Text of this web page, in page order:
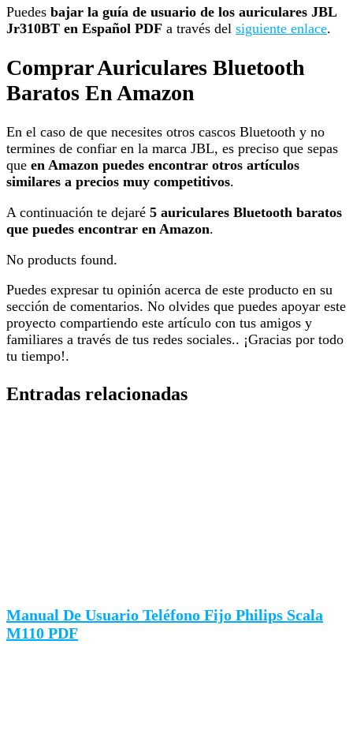
Puedes bajar la guía de usuario de los auriculares JBL
Jr310BT en Español PDF a través del siguiente enlace.
Comprar Auriculares Bluetooth
Baratos En Amazon
En el caso de que necesites otros cascos Bluetooth y no
termines de confiar en la marca JBL, es preciso que sepas
que en Amazon puedes encontrar otros artículos
similares a precios muy competitivos.
A continuación te dejaré 5 auriculares Bluetooth baratos
que puedes encontrar en Amazon.
No products found.
Puedes expresar tu opinión acerca de este producto en su
sección de comentarios. No olvides que puedes apoyar este
proyecto compartiendo este artículo con tus amigos y
familiares a través de tus redes sociales.. ¡Gracias por todo
tu tiempo!.
Entradas relacionadas
Manual De Usuario Teléfono Fijo Philips Scala
M110 PDF